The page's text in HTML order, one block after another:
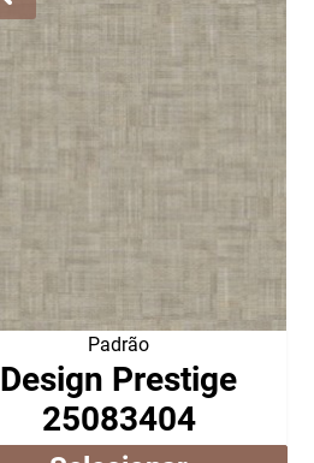
Padrão
Design Prestige
25083404